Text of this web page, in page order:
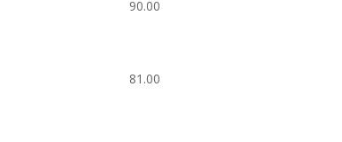
90.00
81.00